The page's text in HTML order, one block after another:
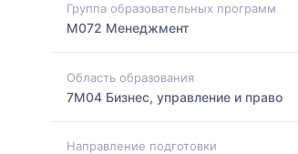
Группа образовательных программ
M072 Менеджмент
Область образования
7M04 Бизнес, управление и право
Направление подготовки